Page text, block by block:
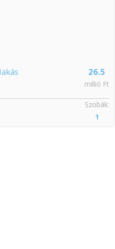
26.5
millió Ft
Szobák:
1